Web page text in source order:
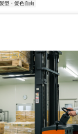
髪型・髪色自由